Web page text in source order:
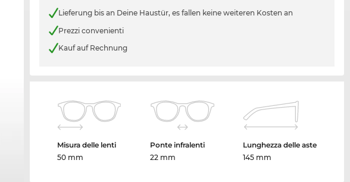
Lieferung bis an Deine Haustür, es fallen keine weiteren Kosten an
Prezzi convenienti
Kauf auf Rechnung
Misura delle lenti
50 mm
Ponte infralenti
22 mm
Lunghezza delle aste
145 mm